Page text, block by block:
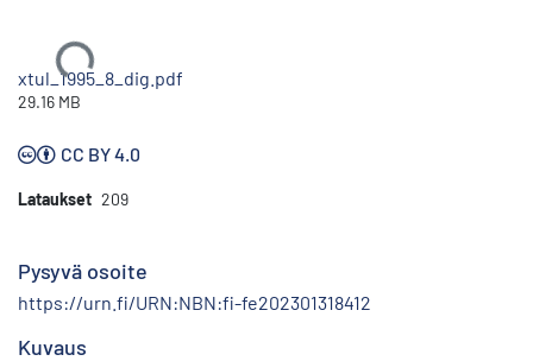
Ladataan...
xtul_1995_8_dig.pdf
29.16 MB
CC BY 4.0
Lataukset 209
Pysyvä osoite
https://urn.fi/URN:NBN:fi-fe202301318412
Kuvaus